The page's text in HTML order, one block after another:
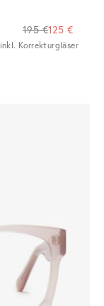
195 €125 €
inkl. Korrekturgläser